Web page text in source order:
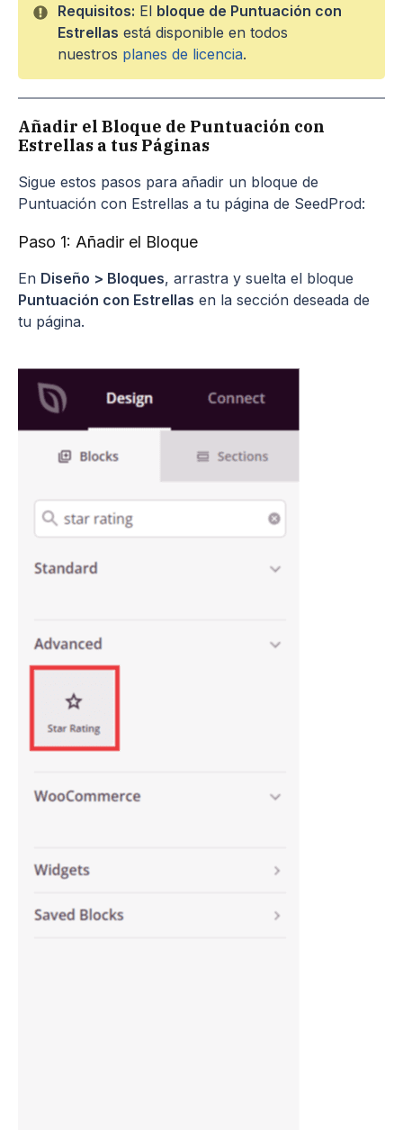
Requisitos: El bloque de Puntuación con
Estrellas está disponible en todos
nuestros planes de licencia.
Añadir el Bloque de Puntuación con
Estrellas a tus Páginas
Sigue estos pasos para añadir un bloque de
Puntuación con Estrellas a tu página de SeedProd:
Paso 1: Añadir el Bloque
En Diseño > Bloques, arrastra y suelta el bloque
Puntuación con Estrellas en la sección deseada de
tu página.